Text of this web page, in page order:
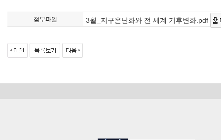
첨부파일 3월_지구온난화와 전 세계 기후변화.pdf